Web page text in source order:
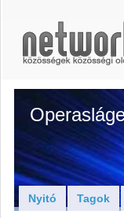
Nyitó Tagok